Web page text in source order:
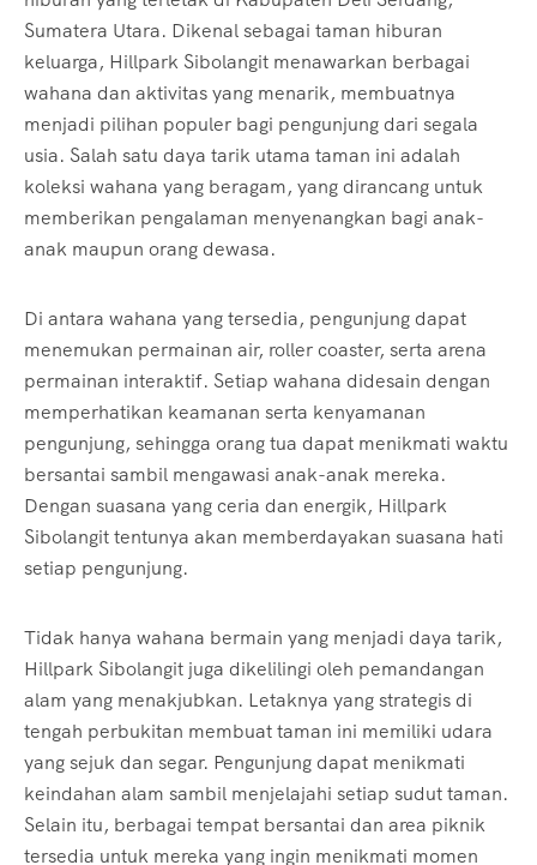
Sumatera Utara. Dikenal sebagai taman hiburan
keluarga, Hillpark Sibolangit menawarkan berbagai
wahana dan aktivitas yang menarik, membuatnya
menjadi pilihan populer bagi pengunjung dari segala
usia. Salah satu daya tarik utama taman ini adalah
koleksi wahana yang beragam, yang dirancang untuk
memberikan pengalaman menyenangkan bagi anak-
anak maupun orang dewasa.
Di antara wahana yang tersedia, pengunjung dapat
menemukan permainan air, roller coaster, serta arena
permainan interaktif. Setiap wahana didesain dengan
memperhatikan keamanan serta kenyamanan
pengunjung, sehingga orang tua dapat menikmati waktu
bersantai sambil mengawasi anak-anak mereka.
Dengan suasana yang ceria dan energik, Hillpark
Sibolangit tentunya akan memberdayakan suasana hati
setiap pengunjung.
Tidak hanya wahana bermain yang menjadi daya tarik,
Hillpark Sibolangit juga dikelilingi oleh pemandangan
alam yang menakjubkan. Letaknya yang strategis di
tengah perbukitan membuat taman ini memiliki udara
yang sejuk dan segar. Pengunjung dapat menikmati
keindahan alam sambil menjelajahi setiap sudut taman.
Selain itu, berbagai tempat bersantai dan area piknik
tersedia untuk mereka yang ingin menikmati momen